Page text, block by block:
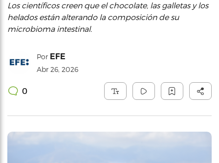
Los científicos creen que el chocolate, las galletas y los
helados están alterando la composición de su
microbioma intestinal.
Por EFE
Abr 26, 2026
0